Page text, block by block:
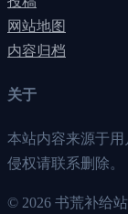
网站地图
内容归档
关于
本站内容来源于
侵权请联系删除。
© 2026 书荒补给